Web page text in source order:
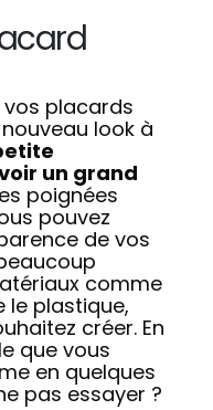
placards
look à
un grand
poignées
pouvez
de vos
comme
le plastique,
créer. En
que vous
en quelques
pas essayer ?